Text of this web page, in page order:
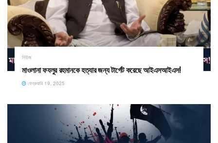
নিউজ
মাওলানা ফযলুর রহমানকে হত্যার জন্য টার্গেট করেছে আইএসআইএস!
ফেব্রুয়ারি 19, 2025